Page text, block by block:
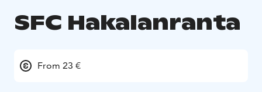
SFC Hakalanranta
From 23 €